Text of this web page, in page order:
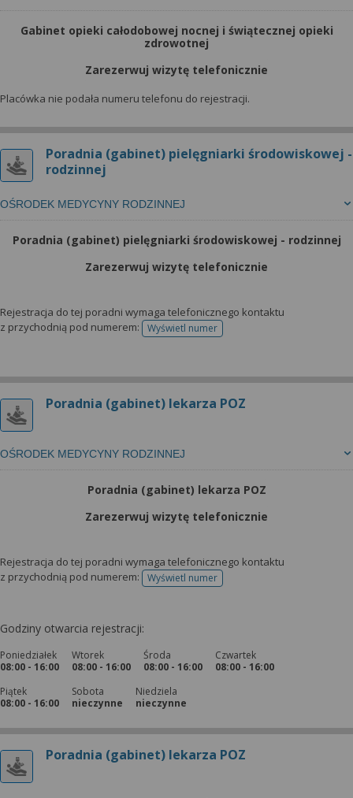
Gabinet opieki całodobowej nocnej i świątecznej opieki
zdrowotnej
Zarezerwuj wizytę telefonicznie
Placówka nie podała numeru telefonu do rejestracji.
Poradnia (gabinet) pielęgniarki środowiskowej -
rodzinnej
OŚRODEK MEDYCYNY RODZINNEJ
Poradnia (gabinet) pielęgniarki środowiskowej - rodzinnej
Zarezerwuj wizytę telefonicznie
Rejestracja do tej poradni wymaga telefonicznego kontaktu
z przychodnią pod numerem:
Wyświetl numertelefonu do rejestracji
Poradnia (gabinet) lekarza POZ
OŚRODEK MEDYCYNY RODZINNEJ
Poradnia (gabinet) lekarza POZ
Zarezerwuj wizytę telefonicznie
Rejestracja do tej poradni wymaga telefonicznego kontaktu
z przychodnią pod numerem:
Wyświetl numertelefonu do rejestracji
Godziny otwarcia rejestracji:
Poniedziałek
08:00 - 16:00
Wtorek
08:00 - 16:00
Środa
08:00 - 16:00
Czwartek
08:00 - 16:00
Piątek
08:00 - 16:00
Sobota
nieczynne
Niedziela
nieczynne
Poradnia (gabinet) lekarza POZ